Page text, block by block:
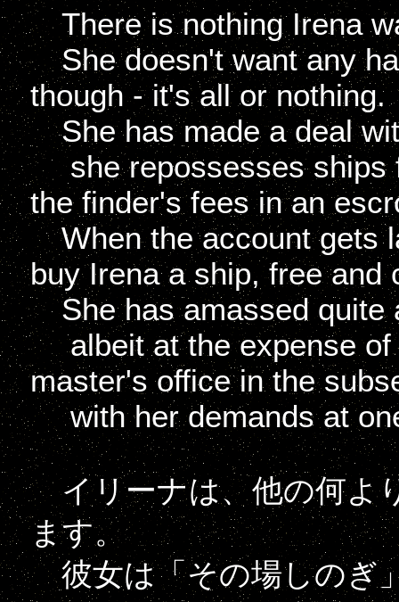
There is nothing Irena
She doesn't want any
though - it's all or nothing.
She has made a deal
she repossesses ships
the finder's fees in an
When the account gets
buy Irena a ship, free and
She has amassed quite
albeit at the expense of
master's office in the
with her demands at
イリーナは、他の何よ
ます。
彼女は「その場しのぎ